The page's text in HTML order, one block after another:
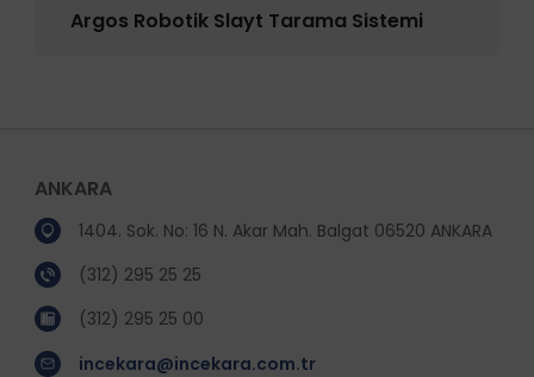
Argos Robotik Slayt Tarama Sistemi
ANKARA
1404. Sok. No: 16 N. Akar Mah. Balgat 06520 ANKARA
(312) 295 25 25
(312) 295 25 00
incekara@incekara.com.tr